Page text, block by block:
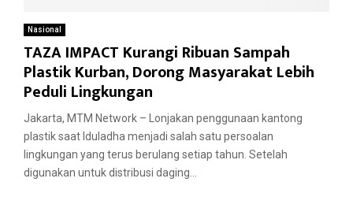
Nasional
TAZA IMPACT Kurangi Ribuan Sampah
Plastik Kurban, Dorong Masyarakat Lebih
Peduli Lingkungan
Jakarta, MTM Network – Lonjakan penggunaan kantong
plastik saat Iduladha menjadi salah satu persoalan
lingkungan yang terus berulang setiap tahun. Setelah
digunakan untuk distribusi daging...